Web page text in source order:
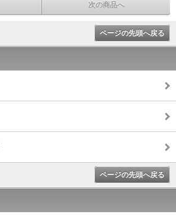
次の商品へ
ページの先頭へ戻る
ページの先頭へ戻る